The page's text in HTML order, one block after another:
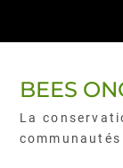
BEES
La
communautés